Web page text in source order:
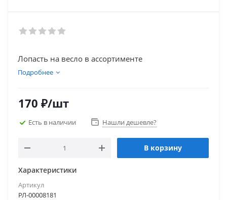
Лопасть на весло в ассортименте
Подробнее
170 ₽/шт
Есть в наличии Нашли дешевле?
В корзину
Характеристики
Артикул
РЛ-00008181